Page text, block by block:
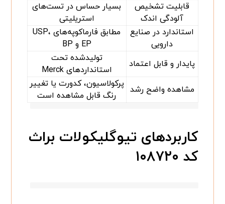
قابلیت تشخیص
آلودگی اندک
بسیار حساس در تست‌های
استریلیتی
استاندارد در صنایع
دارویی
مطابق فارماکوپه‌های USP،
EP و BP
پایدار و قابل اعتماد
تولیدشده تحت
استانداردهای Merck
مشاهده واضح رشد
پرکولاسیون، کدورت یا تغییر
رنگ قابل مشاهده است
کاربردهای تیوگلیکولات براث
کد ۱۰۸۷۲۰